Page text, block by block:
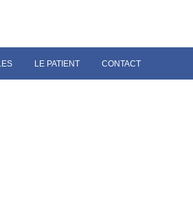
LE PATIENT CONTACT